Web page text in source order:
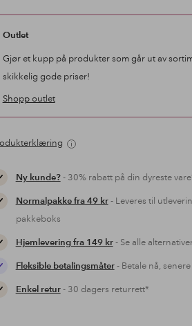
Outlet
Gjør et kupp på produkter som går ut av
skikkelig gode priser!
Shopp outlet
Ny kunde?- 30% rabatt på din dyreste
Normalpakke fra 49 kr- Leveres til
pakkeboks
Hjemlevering fra 149 kr- Se alle
Fleksible betalingsmåter- Betale nå,
Enkel retur- 30 dagers returrett*